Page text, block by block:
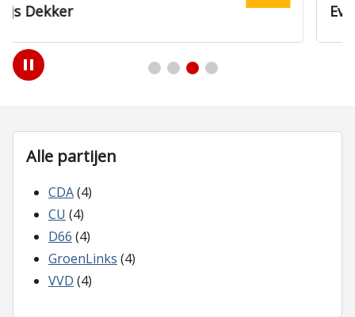
Eva Visser
Play
/
Alle partijen
CDA(4)
CU (4)
D66 (4)
GroenLinks (4)
VVD (4)